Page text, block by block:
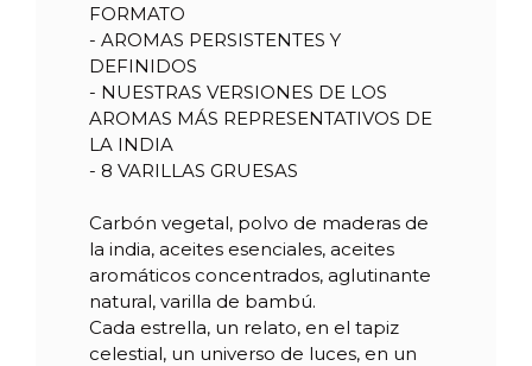
FORMATO
- AROMAS PERSISTENTES Y
DEFINIDOS
- NUESTRAS VERSIONES DE LOS
AROMAS MÁS REPRESENTATIVOS DE
LA INDIA
- 8 VARILLAS GRUESAS
Carbón vegetal, polvo de maderas de
la india, aceites esenciales, aceites
aromáticos concentrados, aglutinante
natural, varilla de bambú.
Cada estrella, un relato, en el tapiz
celestial, un universo de luces, en un